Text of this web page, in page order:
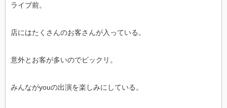
ライブ前。
店にはたくさんのお客さんが入っている。
意外とお客が多いのでビックリ。
みんながyouの出演を楽しみにしている。